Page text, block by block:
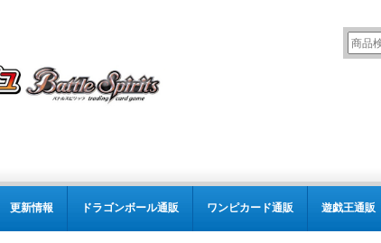
更新情報 ドラゴンボール通販 ワンピカード通販 遊戯王通販